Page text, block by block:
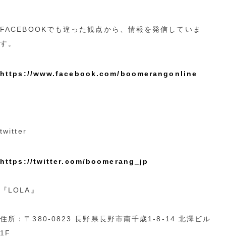
FACEBOOKでも違った観点から、情報を発信していま
す。
https://www.facebook.com/boomerangonline
twitter
https://twitter.com/boomerang_jp
『LOLA』
住所：〒380-0823 長野県長野市南千歳1-8-14 北澤ビル
1F